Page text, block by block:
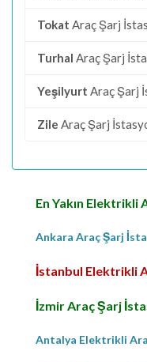
Tokat Araç Şarj
Turhal Araç Şarj
Yeşilyurt Araç Şarj
Zile Araç Şarj
En Yakın
Ankara Araç Şarj
İstanbul Elektrikli
İzmir Araç Şarj
Antalya Elektrikli